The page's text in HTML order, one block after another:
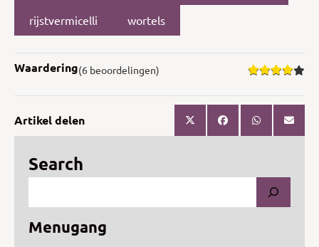
rijstvermicelli wortels
Waardering(6 beoordelingen)
Artikel delen
Search
Menugang